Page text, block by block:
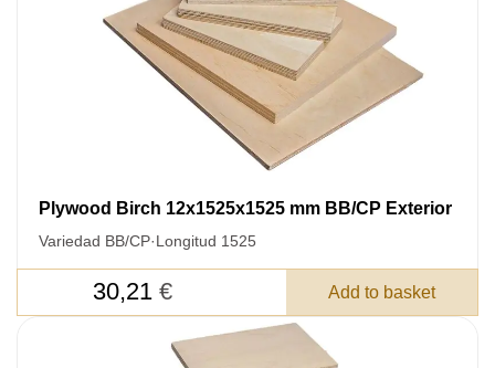
Plywood Birch 12x1525x1525 mm BB/CP Exterior
Variedad BB/CP·Longitud 1525
30,21 € Add to basket
Acepto el procesamientodatos personales
Todos los campos son obligatorios.
Total a pagar:3050 €
Después de enviar su solicitud, nos
pondremos en contacto con usted.
y discutiremos los métodos de pago y entrega.